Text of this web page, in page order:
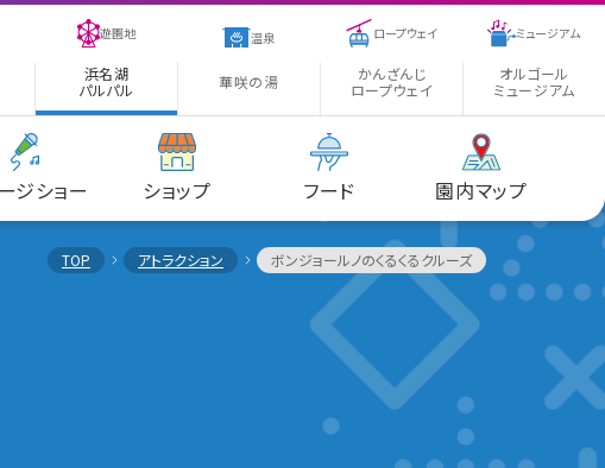
遊園地
浜名湖
パルパル
温泉
華咲の湯
ロープウェイ
かんざんじ
ロープウェイ
ミュージアム
オルゴール
ミュージアム
ジショー ショップ フード 園内マップ
TOP アトラクション ボンジョールノのくるくるクルーズ